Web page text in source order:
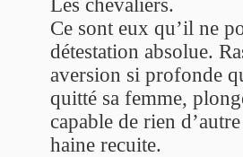
Ce sont eux qu’il ne
détestation absolue.
aversion si profonde
quitté sa femme,
capable de rien
haine recuite.